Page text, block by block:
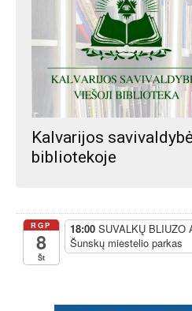
Kalvarijos
bibliotekoje
RGP
8
Št
18:00 SUVALKŲ BLIUZO
Šunskų miestelio parkas